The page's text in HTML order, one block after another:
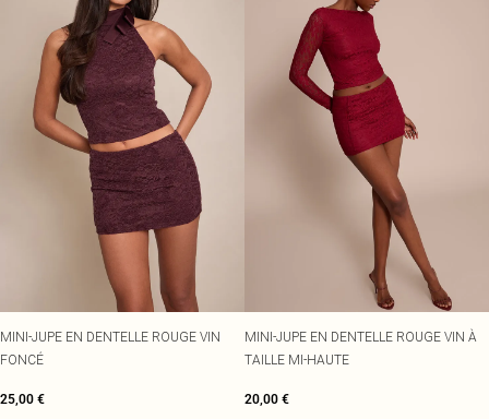
MINI-JUPE EN DENTELLE ROUGE VIN
FONCÉ
25,00 €
MINI-JUPE EN DENTELLE ROUGE VIN À
TAILLE MI-HAUTE
20,00 €